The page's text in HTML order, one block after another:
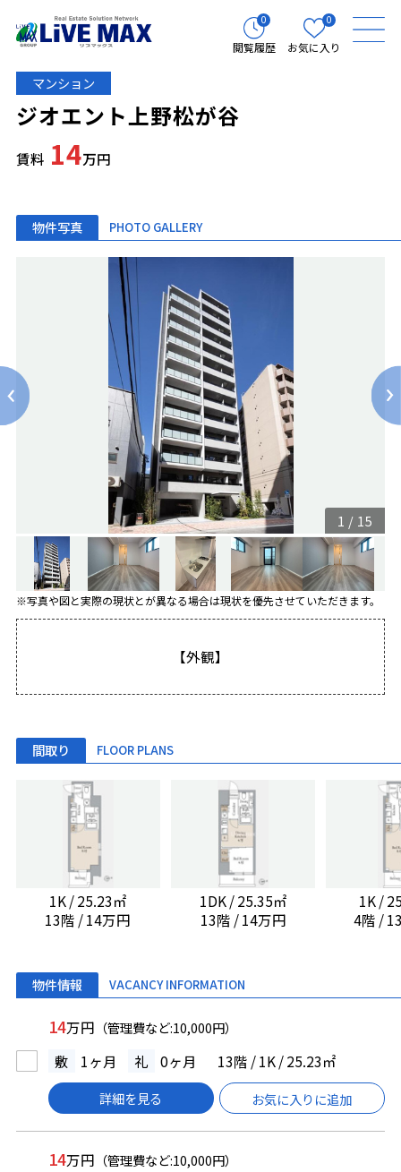
0
閲覧履歴
0
お気に入り
マンション
ジオエント上野松が谷
賃料 14万円
物件写真 PHOTO GALLERY
1 / 15
※写真や図と実際の現状とが異なる場合は現状を優先させていただきます。
【外観】
間取り FLOOR PLANS
1K / 25.23㎡
13階 / 14万円
1DK / 25.35㎡
13階 / 14万円
1K /
4階 /
物件情報 VACANCY INFORMATION
14万円 （管理費など:10,000円）
敷 1ヶ月 礼 0ヶ月 13階 / 1K / 25.23㎡
詳細を見る お気に入りに追加
14万円 （管理費など:10,000円）